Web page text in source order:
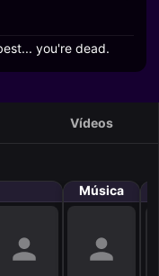
you're dead.
Vídeos
Música